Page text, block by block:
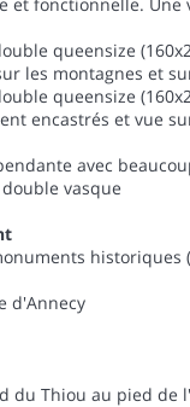
queensize
les montagnes et
queensize
encastrés et vue
avec
vasque
historiques
d'Annecy
du Thiou au pied de